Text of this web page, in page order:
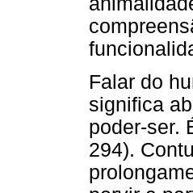
Falar do
significa
poder-ser.
294).